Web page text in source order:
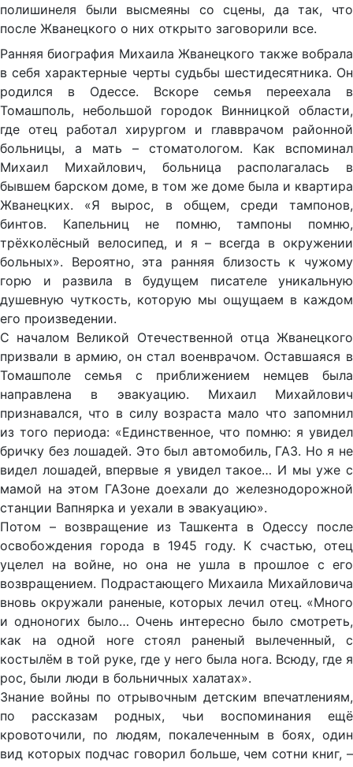
полишинеля были высмеяны со сцены, да так, что
после Жванецкого о них открыто заговорили все.
Ранняя биография Михаила Жванецкого также вобрала
в себя характерные черты судьбы шестидесятника. Он
родился в Одессе. Вскоре семья переехала в
Томашполь, небольшой городок Винницкой области,
где отец работал хирургом и главврачом районной
больницы, а мать – стоматологом. Как вспоминал
Михаил Михайлович, больница располагалась в
бывшем барском доме, в том же доме была и квартира
Жванецких. «Я вырос, в общем, среди тампонов,
бинтов. Капельниц не помню, тампоны помню,
трёхколёсный велосипед, и я – всегда в окружении
больных». Вероятно, эта ранняя близость к чужому
горю и развила в будущем писателе уникальную
душевную чуткость, которую мы ощущаем в каждом
его произведении.
С началом Великой Отечественной отца Жванецкого
призвали в армию, он стал военврачом. Оставшаяся в
Томашполе семья с приближением немцев была
направлена в эвакуацию. Михаил Михайлович
признавался, что в силу возраста мало что запомнил
из того периода: «Единственное, что помню: я увидел
бричку без лошадей. Это был автомобиль, ГАЗ. Но я не
видел лошадей, впервые я увидел такое… И мы уже с
мамой на этом ГАЗоне доехали до железнодорожной
станции Вапнярка и уехали в эвакуацию».
Потом – возвращение из Ташкента в Одессу после
освобождения города в 1945 году. К счастью, отец
уцелел на войне, но она не ушла в прошлое с его
возвращением. Подрастающего Михаила Михайловича
вновь окружали раненые, которых лечил отец. «Много
и одноногих было… Очень интересно было смотреть,
как на одной ноге стоял раненый вылеченный, с
костылём в той руке, где у него была нога. Всюду, где я
рос, были люди в больничных халатах».
Знание войны по отрывочным детским впечатлениям,
по рассказам родных, чьи воспоминания ещё
кровоточили, по людям, покалеченным в боях, один
вид которых подчас говорил больше, чем сотни книг, –